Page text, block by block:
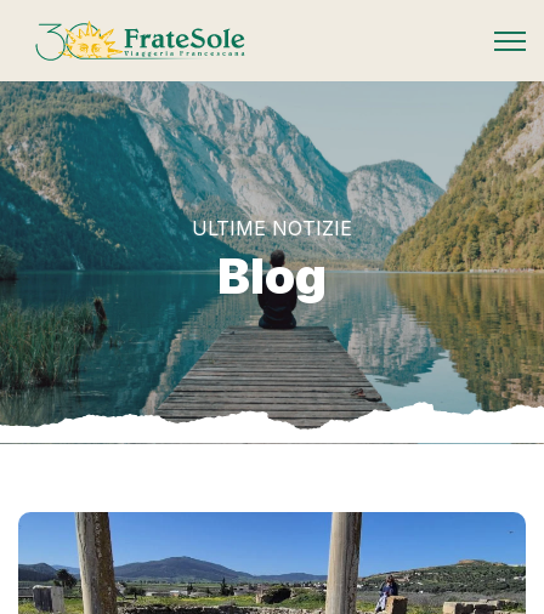
FrateSole Viaggeria Francescana
ULTIME NOTIZIE
Blog